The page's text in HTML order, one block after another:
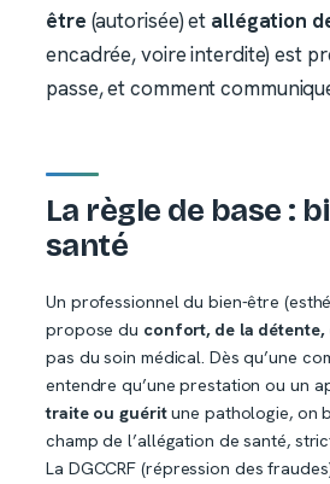
être (autorisée) et allégation
encadrée, voire interdite) est
passe, et comment
La règle de base :
santé
Un professionnel du bien-être
propose du confort, de la détente,
pas du soin médical. Dès qu’une
entendre qu’une prestation ou un
traite ou guéritune pathologie, on
champ de l’allégation de santé,
La DGCCRF (répression des